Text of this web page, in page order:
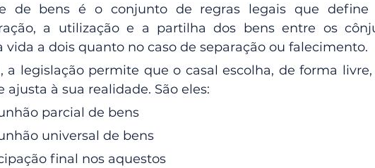
de bens é o conjunto de regras legais que define
a utilização e a partilha dos bens entre os
vida a dois quanto no caso de separação ou falecimento.
a legislação permite que o casal escolha, de forma
ajusta à sua realidade. São eles:
parcial de bens
universal de bens
final nos aquestos